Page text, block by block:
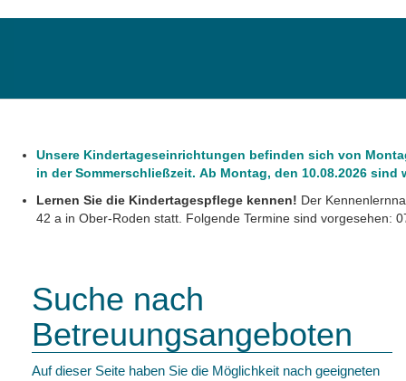
Unsere Kindertageseinrichtungen befinden sich von
in der Sommerschließzeit. Ab Montag, den 10.08.2026 sind
Lernen Sie die Kindertagespflege kennen! Der
42 a in Ober-Roden statt. Folgende Termine sind vorgesehen:
Suche nach
Betreuungsangeboten
Auf dieser Seite haben Sie die Möglichkeit nach geeigneten